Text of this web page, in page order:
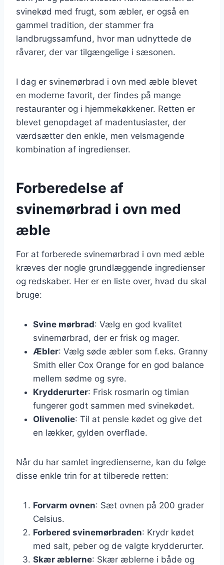
svinekød med frugt, som æbler, er også en
gammel tradition, der stammer fra
landbrugssamfund, hvor man udnyttede de
råvarer, der var tilgængelige i sæsonen.
I dag er svinemørbrad i ovn med æble blevet
en moderne favorit, der findes på mange
restauranter og i hjemmekøkkener. Retten er
blevet genopdaget af madentusiaster, der
værdsætter den enkle, men velsmagende
kombination af ingredienser.
Forberedelse af
svinemørbrad i ovn med
æble
For at forberede svinemørbrad i ovn med æble
kræves der nogle grundlæggende ingredienser
og redskaber. Her er en liste over, hvad du skal
bruge:
Svine mørbrad: Vælg en god kvalitet
svinemørbrad, der er frisk og mager.
Æbler: Vælg søde æbler som f.eks. Granny
Smith eller Cox Orange for en god balance
mellem sødme og syre.
Krydderurter: Frisk rosmarin og timian
fungerer godt sammen med svinekødet.
Olivenolie: Til at pensle kødet og give det
en lækker, gylden overflade.
Når du har samlet ingredienserne, kan du følge
disse enkle trin for at tilberede retten:
Forvarm ovnen: Sæt ovnen på 200 grader
Celsius.
Forbered svinemørbraden: Krydr kødet
med salt, peber og de valgte krydderurter.
Skær æblerne: Skær æblerne i både og